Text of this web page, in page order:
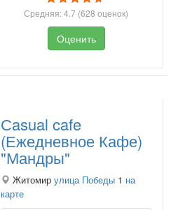
Средняя:4.7 (628 оценок)
Оценить
Сasual cafe
(Ежедневное Кафе)
"Мандры"
Житомир улица Победы 1 на
карте